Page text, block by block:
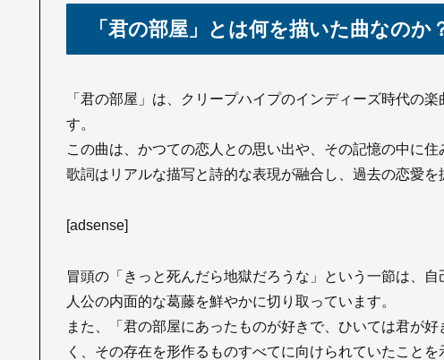
「君の部屋」とは何を描いた曲なのか
「君の部屋」は、クリープハイプのインディーズ時代の
す。
この曲は、かつての恋人との思い出や、その記憶の中に住
歌詞はリアルな描写と詩的な表現が融合し、過去の恋愛を
[adsense]
冒頭の「きっと死んだら地獄だろうな」という一節は、
人公の内面的な葛藤を鮮やかに切り取っています。
また、「君の部屋にあったものが好きで、ひいては君が
く、その存在を形作るものすべてに向けられていたことを